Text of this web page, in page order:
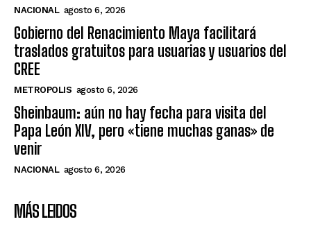
NACIONAL agosto 6, 2026
Gobierno del Renacimiento Maya facilitará
traslados gratuitos para usuarias y usuarios del
CREE
METROPOLIS agosto 6, 2026
Sheinbaum: aún no hay fecha para visita del
Papa León XIV, pero «tiene muchas ganas» de
venir
NACIONAL agosto 6, 2026
MÁS LEIDOS